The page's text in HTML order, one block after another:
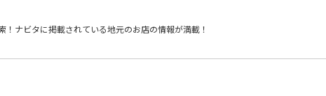
！ ナビタに掲載されている地元のお店の情報が満載！